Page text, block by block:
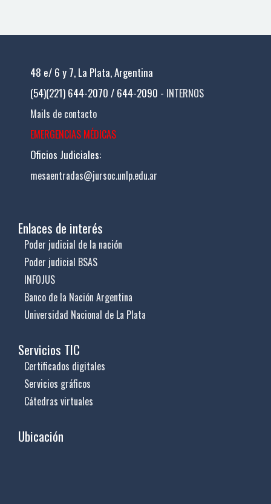
48 e/ 6 y 7, La Plata, Argentina
(54)(221) 644-2070 / 644-2090 - INTERNOS
Mails de contacto
EMERGENCIAS MÉDICAS
Oficios Judiciales:
mesaentradas@jursoc.unlp.edu.ar
Enlaces de interés
Poder judicial de la nación
Poder judicial BSAS
INFOJUS
Banco de la Nación Argentina
Universidad Nacional de La Plata
Servicios TIC
Certificados digitales
Servicios gráficos
Cátedras virtuales
Ubicación